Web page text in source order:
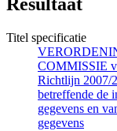
Titel specificatie
COMMISSIE
Richtlijn 2007/
betreffende de
gegevens en
gegevens